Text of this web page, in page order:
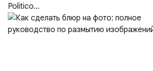
Politico...